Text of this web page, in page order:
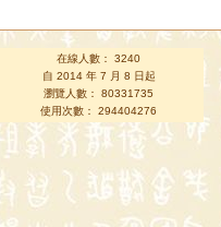
在線人數： 3240
自 2014 年 7 月 8 日起
瀏覽人數： 80331735
使用次數： 294404276